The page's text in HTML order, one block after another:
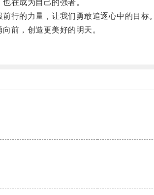
在成为自己的强者。
的力量，让我们勇敢追逐心中的目标。
前，创造更美好的明天。